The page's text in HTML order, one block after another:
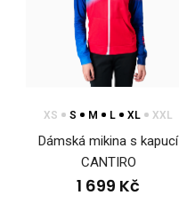
XS S M L XL XXL
Dámská mikina s kapucí
CANTIRO
1 699 Kč